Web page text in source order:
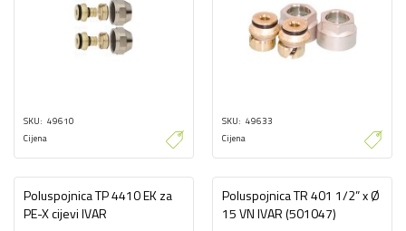
SKU 49610
Cijena
SKU 49633
Cijena
Poluspojnica TP 4410 EK za
PE-X cijevi IVAR
Poluspojnica TR 401 1/2” x Ø
15 VN IVAR (501047)